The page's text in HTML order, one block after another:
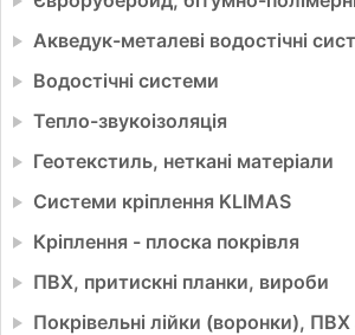
Акведук-металеві водостічні
Водостічні системи
Тепло-звукоізоляція
Геотекстиль, неткані матеріали
Системи кріплення KLIMAS
Кріплення - плоска покрівля
ПВХ, притискні планки, вироби
Покрівельні лійки (воронки),